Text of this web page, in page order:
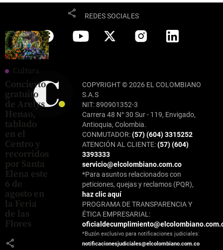
share
Cultura
Concierto
gratuito
de Arelys
Henao,
tablado
en el
Centro y
recorridos
por Santa
Elena este
6 de
agosto en
la Feria
de las
Flores
share
REDES SOCIALES
COPYRIGHT © 2026 EL COLOMBIANO
S.A.S
NIT: 890901352-3
Carrera 48 N° 30 Sur - 119, Envigado,
Antioquia, Colombia.
CONMUTADOR:(57) (604) 3315252
ATENCIÓN AL CLIENTE:(57) (604)
3393333
servicio@elcolombiano.com.co
*Para asuntos relacionados con
peticiones, quejas y reclamos (PQR),
haz clic aquí
PROGRAMA DE TRANSPARENCIA Y
ÉTICA EMPRESARIAL:
*Buzón exclusivo para notificaciones judiciales:
notificacionesjudiciales@elcolombiano.com.co